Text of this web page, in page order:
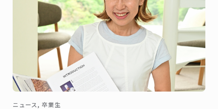
ニュース, 卒業生